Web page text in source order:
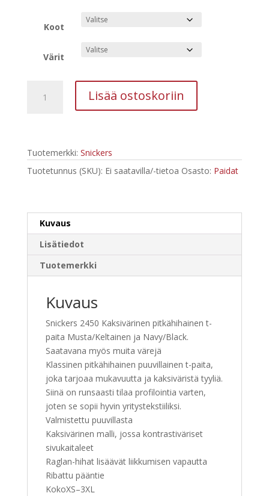
Koot
Värit
2450
t-
paita
Lisää ostoskoriin
Tuotemerkki: Snickers
Tuotetunnus (SKU): Ei saatavilla/-tietoa Osasto: Paidat
Kuvaus
Lisätiedot
Tuotemerkki
Kuvaus
Snickers 2450 Kaksivärinen pitkähihainen t-
paita Musta/Keltainen ja Navy/Black.
Saatavana myös muita värejä
Klassinen pitkähihainen puuvillainen t-paita,
joka tarjoaa mukavuutta ja kaksiväristä tyyliä.
Siinä on runsaasti tilaa profilointia varten,
joten se sopii hyvin yritystekstiiliksi.
Valmistettu puuvillasta
Kaksivärinen malli, jossa kontrastiväriset
sivukaitaleet
Raglan-hihat lisäävät liikkumisen vapautta
Ribattu pääntie
KokoXS–3XL